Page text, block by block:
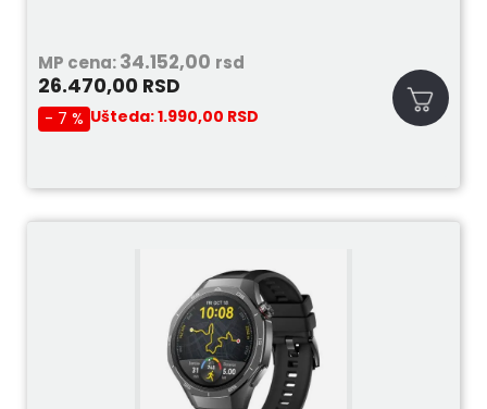
MP cena:34.152,00 rsd
26.470,00 RSD
- 7 % Ušteda:1.990,00 RSD